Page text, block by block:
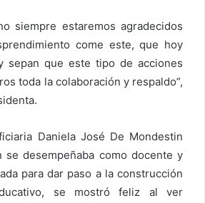
siempre estaremos agradecidos
come este, que hoy
sepan que este tipo de acciones
toda la colaboración y respaldo”,
Daniela José De Mondestin
se desempeñaba como docente y
para dar paso a la construcción
se mostró feliz al ver